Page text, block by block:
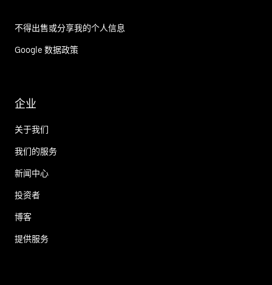
不得出售或分享我的个人信息
Google 数据政策
企业
关于我们
我们的服务
新闻中心
投资者
博客
提供服务